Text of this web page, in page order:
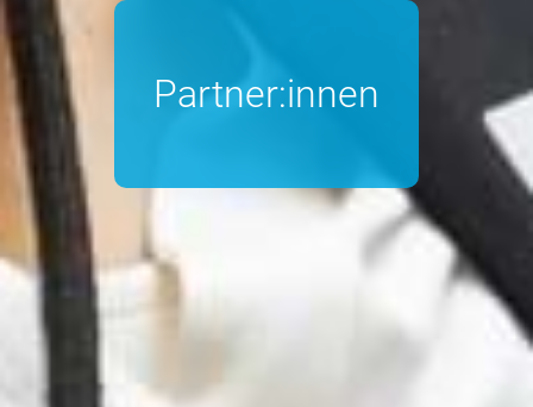
Partner:innen